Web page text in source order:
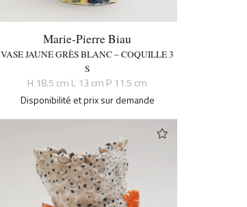
Marie-Pierre Biau
VASE JAUNE GRÈS BLANC – COQUILLE 3
S
H 18.5 cm L 13 cm P 11.5 cm
Disponibilité et prix sur demande